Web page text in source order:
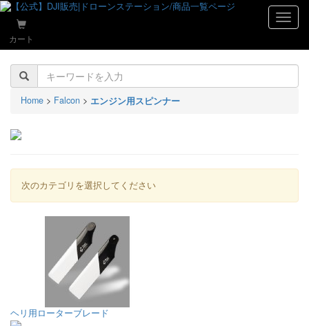
カート
Home > Falcon > エンジン用スピンナー
次のカテゴリを選択してください
ヘリ用ローターブレード